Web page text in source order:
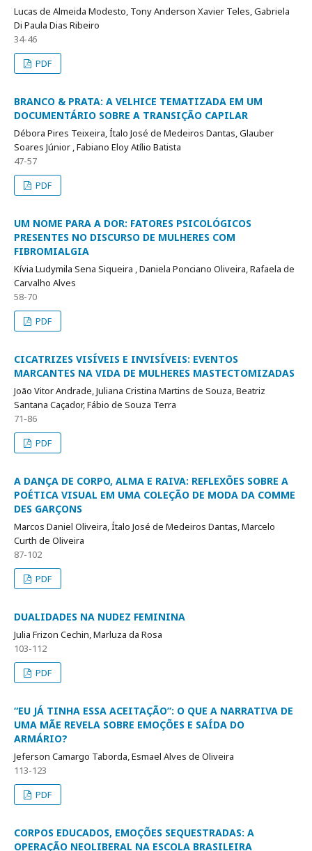
Lucas de Almeida Modesto, Tony Anderson Xavier Teles, Gabriela
Di Paula Dias Ribeiro
34-46
PDF
BRANCO & PRATA: A VELHICE TEMATIZADA EM UM
DOCUMENTÁRIO SOBRE A TRANSIÇÃO CAPILAR
Débora Pires Teixeira, Ítalo José de Medeiros Dantas, Glauber
Soares Júnior , Fabiano Eloy Atílio Batista
47-57
PDF
UM NOME PARA A DOR: FATORES PSICOLÓGICOS
PRESENTES NO DISCURSO DE MULHERES COM
FIBROMIALGIA
Kívia Ludymila Sena Siqueira , Daniela Ponciano Oliveira, Rafaela de
Carvalho Alves
58-70
PDF
CICATRIZES VISÍVEIS E INVISÍVEIS: EVENTOS
MARCANTES NA VIDA DE MULHERES MASTECTOMIZADAS
João Vitor Andrade, Juliana Cristina Martins de Souza, Beatriz
Santana Caçador, Fábio de Souza Terra
71-86
PDF
A DANÇA DE CORPO, ALMA E RAIVA: REFLEXÕES SOBRE A
POÉTICA VISUAL EM UMA COLEÇÃO DE MODA DA COMME
DES GARÇONS
Marcos Daniel Oliveira, Ítalo José de Medeiros Dantas, Marcelo
Curth de Oliveira
87-102
PDF
DUALIDADES NA NUDEZ FEMININA
Julia Frizon Cechin, Marluza da Rosa
103-112
PDF
“EU JÁ TINHA ESSA ACEITAÇÃO”: O QUE A NARRATIVA DE
UMA MÃE REVELA SOBRE EMOÇÕES E SAÍDA DO
ARMÁRIO?
Jeferson Camargo Taborda, Esmael Alves de Oliveira
113-123
PDF
CORPOS EDUCADOS, EMOÇÕES SEQUESTRADAS: A
OPERAÇÃO NEOLIBERAL NA ESCOLA BRASILEIRA